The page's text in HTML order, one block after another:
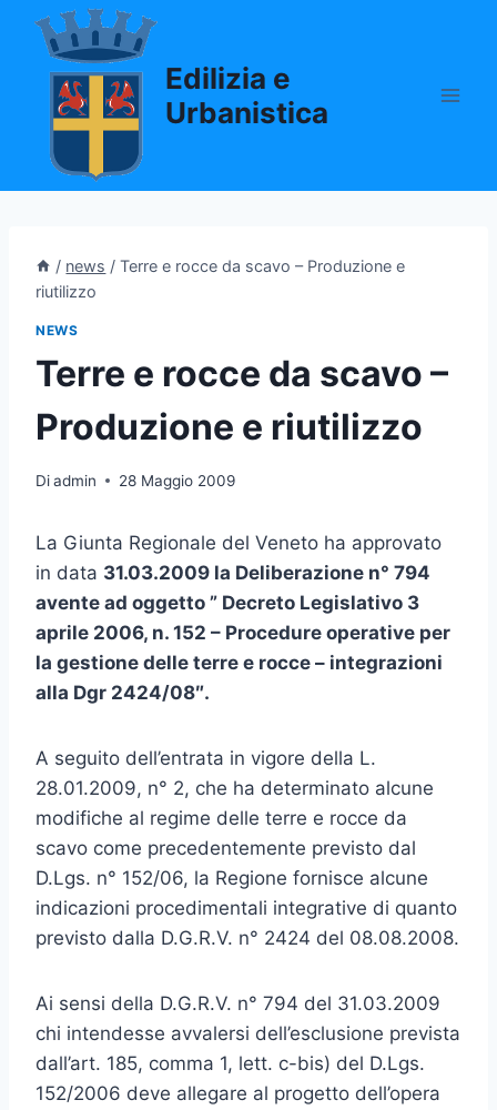
Salta
contenuto
Edilizia e
Urbanistica
/ news / Terre e rocce da scavo – Produzione e
riutilizzo
NEWS
Terre e rocce da scavo –
Produzione e riutilizzo
Diadmin 28 Maggio 2009
La Giunta Regionale del Veneto ha approvato
in data 31.03.2009 la Deliberazione n° 794
avente ad oggetto ” Decreto Legislativo 3
aprile 2006, n. 152 – Procedure operative per
la gestione delle terre e rocce – integrazioni
alla Dgr 2424/08″.
A seguito dell’entrata in vigore della L.
28.01.2009, n° 2, che ha determinato alcune
modifiche al regime delle terre e rocce da
scavo come precedentemente previsto dal
D.Lgs. n° 152/06, la Regione fornisce alcune
indicazioni procedimentali integrative di quanto
previsto dalla D.G.R.V. n° 2424 del 08.08.2008.
Ai sensi della D.G.R.V. n° 794 del 31.03.2009
chi intendesse avvalersi dell’esclusione prevista
dall’art. 185, comma 1, lett. c-bis) del D.Lgs.
152/2006 deve allegare al progetto dell’opera